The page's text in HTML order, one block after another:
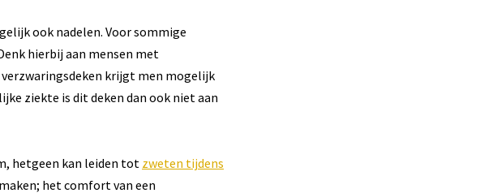
ook nadelen. Voor sommige
hierbij aan mensen met
krijgt men mogelijk
ziekte is dit deken dan ook niet aan
hetgeen kan leiden tot zweten tijdens
het comfort van een